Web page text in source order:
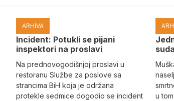
ARHIVA
Incident: Potukli se pijani
inspektori na proslavi
Na prednovogodišnjoj proslavi u
restoranu Službe za poslove sa
strancima BiH koja je održana
protekle sedmice dogodio se incident
u